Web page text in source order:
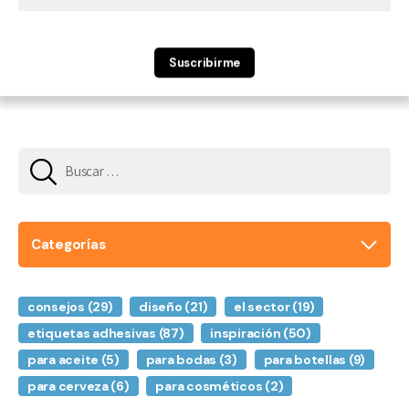
Suscribirme
Buscar:
Categorías
consejos (29) diseño (21) el sector(19)
etiquetas adhesivas (87) inspiración (50)
para aceite (5) para bodas (3) para botellas (9)
para cerveza(6) para cosméticos (2)